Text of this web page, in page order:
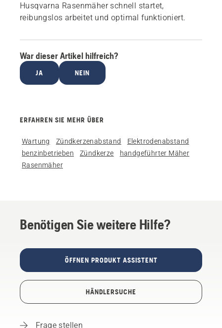
Husqvarna Rasenmäher schnell startet,
reibungslos arbeitet und optimal funktioniert.
War dieser Artikel hilfreich?
JA NEIN
ERFAHREN SIE MEHR ÜBER
Wartung Zündkerzenabstand
Elektrodenabstand
benzinbetrieben
Zündkerze
handgeführter Mäher
Rasenmäher
Benötigen Sie weitere Hilfe?
ÖFFNEN PRODUKT ASSISTENT
HÄNDLERSUCHE
Frage stellen